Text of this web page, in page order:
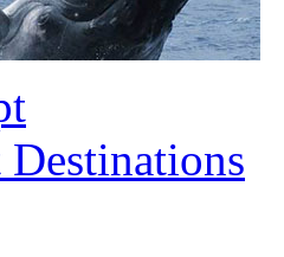
Destinations